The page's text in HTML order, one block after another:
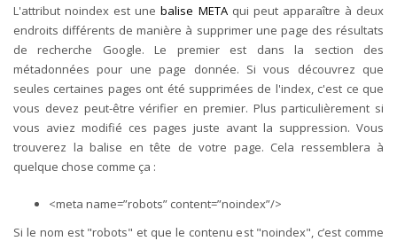
L'attribut noindex est unebalise METAqui peut apparaître à deux
endroits différents de manière à supprimer une page des résultats
de recherche Google. Le premier est dans la section des
métadonnées pour une page donnée. Si vous découvrez que
seules certaines pages ont été supprimées de l'index, c'est ce que
vous devez peut-être vérifier en premier. Plus particulièrement si
vous aviez modifié ces pages juste avant la suppression. Vous
trouverez la balise en tête de votre page. Cela ressemblera à
quelque chose comme ça :
<meta name=”robots” content=”noindex”/>
Si le nom est "robots" et que le contenu est "noindex", c’est comme